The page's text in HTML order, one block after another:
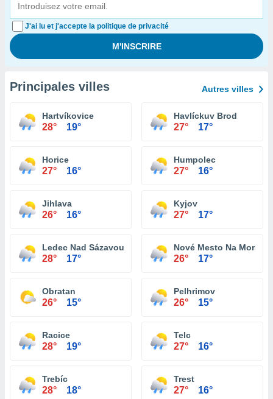
J'ai lu et j'accepte la politique de privacité
Principales villes Autres villes
Hartvíkovice
28° 19°
Havlíckuv Brod
27° 17°
Horice
27° 16°
Humpolec
27° 16°
Jihlava
26° 16°
Kyjov
27° 17°
Ledec Nad Sázavou
28° 17°
Nové Mesto Na Morave
26° 17°
Obratan
26° 15°
Pelhrimov
26° 15°
Racice
28° 19°
Telc
27° 16°
Trebíc
28° 18°
Trest
27° 16°